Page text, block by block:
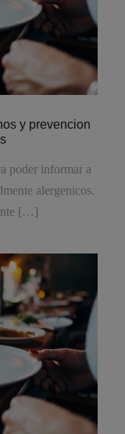
y prevencion
poder informar a
alergenicos.
[…]